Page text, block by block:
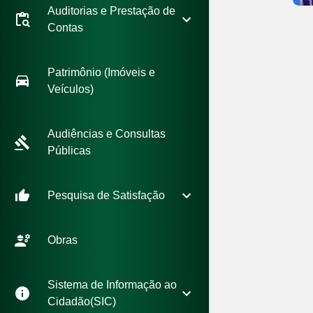
Auditorias e Prestação de
Contas
Patrimônio (Imóveis e
Veículos)
Audiências e Consultas
Públicas
Pesquisa de Satisfação
Obras
Sistema de Informação ao
Cidadão(SIC)